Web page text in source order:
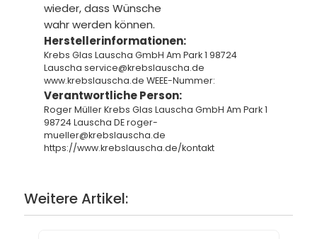
wieder, dass Wünsche
wahr werden können.
Herstellerinformationen:
Krebs Glas Lauscha GmbH Am Park 1 98724
Lauscha service@krebslauscha.de
www.krebslauscha.de WEEE-Nummer:
Verantwortliche Person:
Roger Müller Krebs Glas Lauscha GmbH Am Park 1
98724 Lauscha DE roger-
mueller@krebslauscha.de
https://www.krebslauscha.de/kontakt
Weitere Artikel: